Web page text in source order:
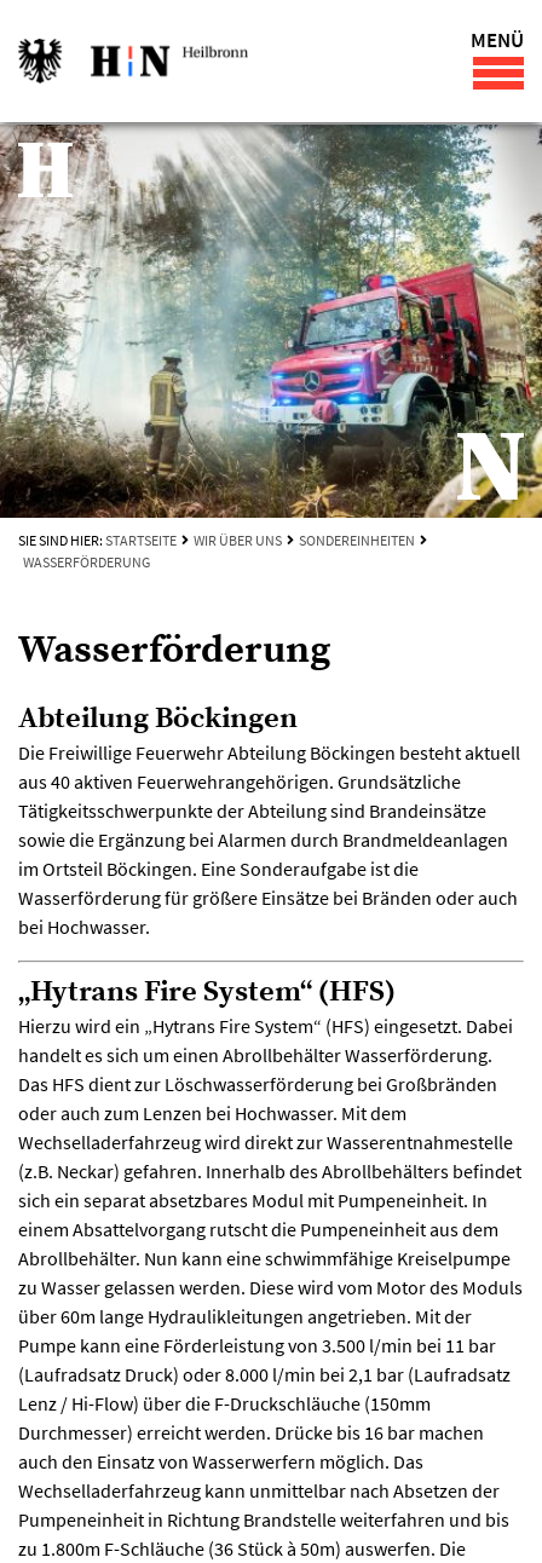
MENÜ
SIE SIND HIER: STARTSEITE WIR ÜBER UNS
SONDEREINHEITEN
WASSERFÖRDERUNG
Wasserförderung
Abteilung Böckingen
Die Freiwillige Feuerwehr Abteilung Böckingen besteht aktuell
aus 40 aktiven Feuerwehrangehörigen. Grundsätzliche
Tätigkeitsschwerpunkte der Abteilung sind Brandeinsätze
sowie die Ergänzung bei Alarmen durch Brandmeldeanlagen
im Ortsteil Böckingen. Eine Sonderaufgabe ist die
Wasserförderung für größere Einsätze bei Bränden oder auch
bei Hochwasser.
„Hytrans Fire System“ (HFS)
Hierzu wird ein „Hytrans Fire System“ (HFS) eingesetzt. Dabei
handelt es sich um einen Abrollbehälter Wasserförderung.
Das HFS dient zur Löschwasserförderung bei Großbränden
oder auch zum Lenzen bei Hochwasser. Mit dem
Wechselladerfahrzeug wird direkt zur Wasserentnahmestelle
(z.B. Neckar) gefahren. Innerhalb des Abrollbehälters befindet
sich ein separat absetzbares Modul mit Pumpeneinheit. In
einem Absattelvorgang rutscht die Pumpeneinheit aus dem
Abrollbehälter. Nun kann eine schwimmfähige Kreiselpumpe
zu Wasser gelassen werden. Diese wird vom Motor des Moduls
über 60m lange Hydraulikleitungen angetrieben. Mit der
Pumpe kann eine Förderleistung von 3.500 l/min bei 11 bar
(Laufradsatz Druck) oder 8.000 l/min bei 2,1 bar (Laufradsatz
Lenz / Hi-Flow) über die F-Druckschläuche (150mm
Durchmesser) erreicht werden. Drücke bis 16 bar machen
auch den Einsatz von Wasserwerfern möglich. Das
Wechselladerfahrzeug kann unmittelbar nach Absetzen der
Pumpeneinheit in Richtung Brandstelle weiterfahren und bis
zu 1.800m F-Schläuche (36 Stück à 50m) auswerfen. Die